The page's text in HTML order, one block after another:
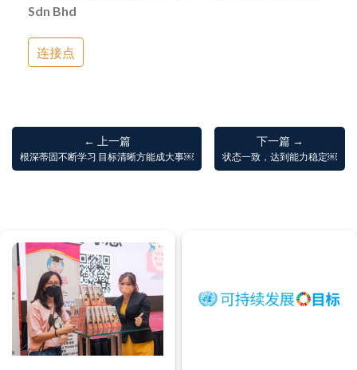
Sdn Bhd
连接点
← 上一篇
根深蒂固不断学习 目标清晰方能成大事￼
下一篇 →
状态一致，达到能力稳定￼